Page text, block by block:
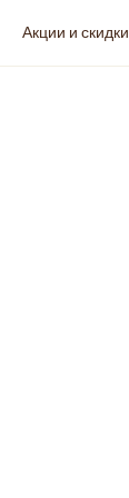
Акции и скидки